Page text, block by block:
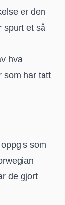
er den
spurt et så
hva
som har tatt
som
de gjort